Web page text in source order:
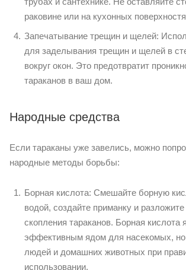
раковине или на кухонных
Запечатывание трещин и щелей:
для заделывания трещин и щелей в
вокруг окон. Это предотвратит
тараканов в ваш дом.
Народные средства
Если тараканы уже завелись, можно
народные методы борьбы:
Борная кислота: Смешайте борную
водой, создайте приманку и
скопления тараканов. Борная кислота
эффективным ядом для насекомых, но
людей и домашних животных при
использовании.